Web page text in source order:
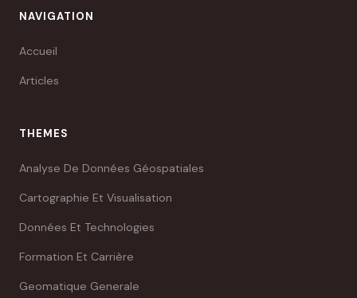
NAVIGATION
Accueil
Articles
THEMES
Analyse De Données Géospatiales
Cartographie Et Visualisation
Données Et Technologies
Formation Et Carrière
Geomatique Generale